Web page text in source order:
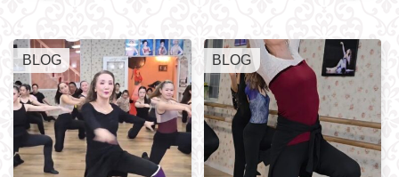
BLOG BLOG